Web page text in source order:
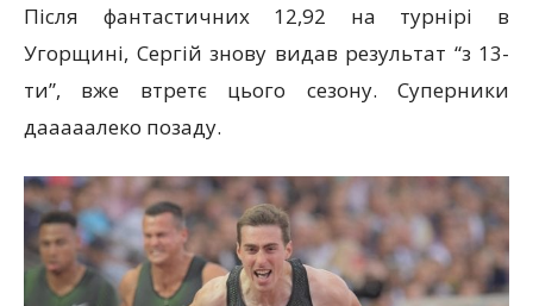
Після фантастичних 12,92 на турнірі в
Угорщині, Сергій знову видав результат “з 13-
ти”, вже втретє цього сезону. Суперники
дааааалеко позаду.